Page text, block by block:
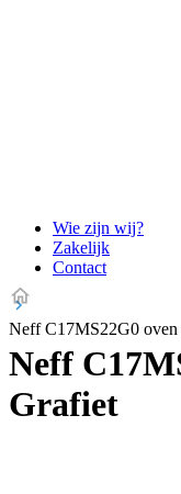
Wie zijn wij?
Zakelijk
Contact
Neff C17MS22G0
Neff
Grafiet